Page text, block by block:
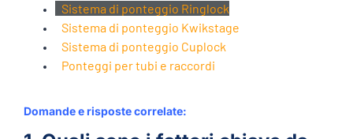
Sistema di ponteggio Ringlock
Sistema di ponteggio Kwikstage
Sistema di ponteggio Cuplock
Ponteggi per tubi e raccordi
Domande e risposte correlate: